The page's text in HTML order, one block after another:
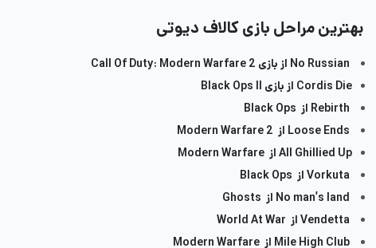
بهترین مراحل بازی کالاف دیوتی
Cordis Die از بازی Black Ops II
All Ghillied Up از Modern Warfare